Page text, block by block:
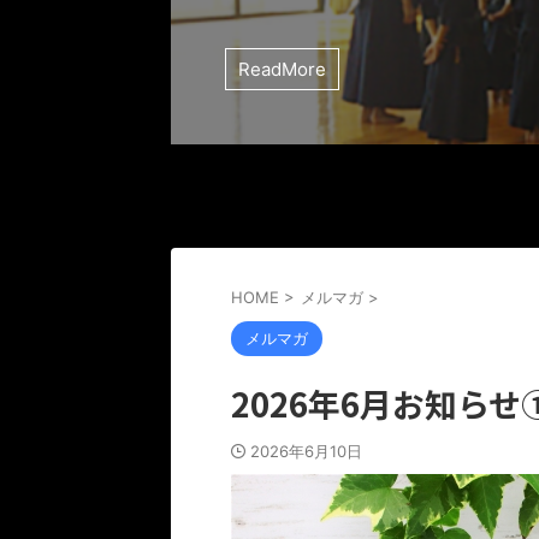
ReadMore
HOME > メルマガ >
メルマガ
2026年6月お知ら
2026年6月10日